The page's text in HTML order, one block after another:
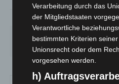
93%
SA.
27°
SO.
34°
MO.
27°
Verarbeitung durch das
der Mitgliedstaaten
Verantwortliche
bestimmten Kriterien
Unionsrecht oder dem
vorgesehen werden.
h)